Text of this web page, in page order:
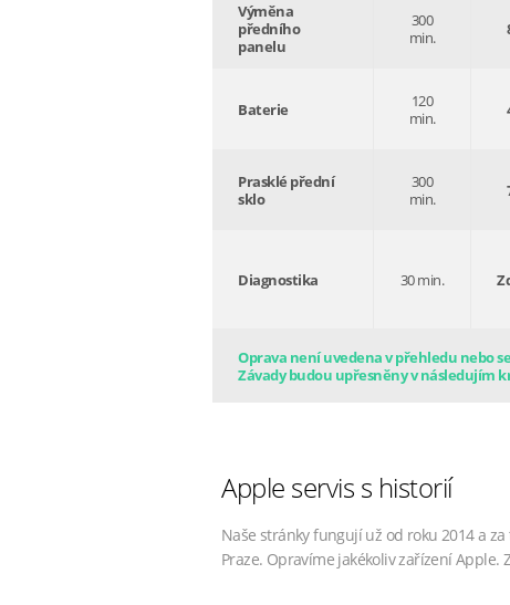
Výměna
předního
panelu
300
min.
Baterie
120
min.
Prasklé přední
sklo
300
min.
Diagnostika 30 min.
Oprava není uvedena v přehledu nebo
Závady budou upřesněny v následujím
Apple servis s historií
Naše stránky fungují už od roku 2014 a
Praze. Opravíme jakékoliv zařízení